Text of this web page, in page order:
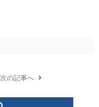
次の記事へ